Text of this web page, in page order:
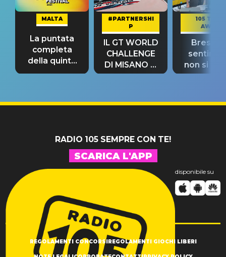
MALTA
La puntata
completa
della quinta
tappa
#PARTNERSHI
P
IL GT WORLD
CHALLENGE
DI MISANO si
riconferma
105 TAKE
AWAY
Bresh:
non si
fino alla
RADIO 105 SEMPRE CON TE!
SCARICA L'APP
disponibile su
REGOLAMENTI CONCORSI REGOLAMENTI GIOCHI LIBERI